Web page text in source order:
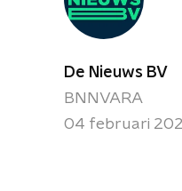
De Nieuws BV
BNNVARA
04 februari